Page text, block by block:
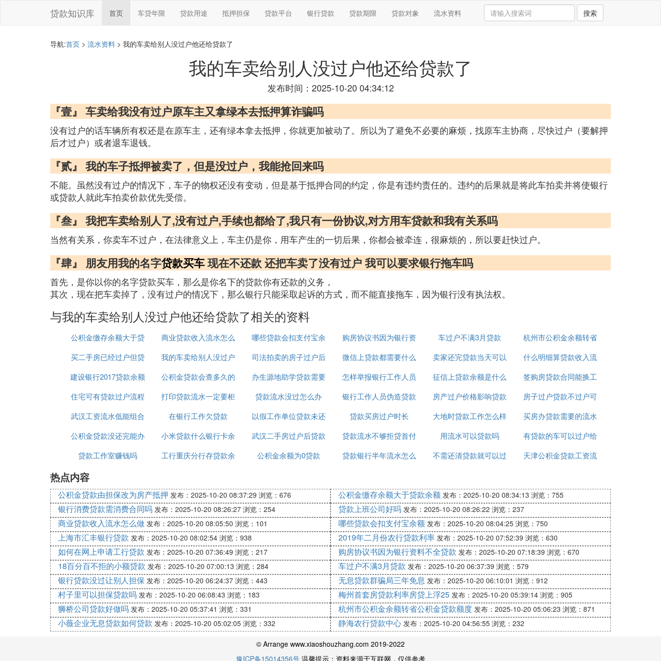
贷款知识库 首页 车贷年限 贷款用途 抵押担保 贷款平台 银行贷款 贷款期限 贷款对象 流水资料 搜索
导航:首页 > 流水资料 > 我的车卖给别人没过户他还给贷款了
我的车卖给别人没过户他还给贷款了
发布时间：2025-10-20 04:34:12
『壹』 车卖给我没有过户原车主又拿绿本去抵押算诈骗吗
没有过户的话车辆所有权还是在原车主，还有绿本拿去抵押，你就更加被动了。所以为了避免不必要的麻烦，找原车主协商，尽快过户（要解押
后才过户）或者退车退钱。
『贰』 我的车子抵押被卖了，但是没过户，我能抢回来吗
不能。虽然没有过户的情况下，车子的物权还没有变动，但是基于抵押合同的约定，你是有违约责任的。违约的后果就是将此车拍卖并将使银行
或贷款人就此车拍卖价款优先受偿。
『叁』 我把车卖给别人了,没有过户,手续也都给了,我只有一份协议,对方用车贷款和我有关系吗
当然有关系，你卖车不过户，在法律意义上，车主仍是你，用车产生的一切后果，你都会被牵连，很麻烦的，所以要赶快过户。
『肆』 朋友用我的名字贷款买车现在不还款 还把车卖了没有过户 我可以要求银行拖车吗
首先，是你以你的名字贷款买车，那么是你名下的贷款你有还款的义务，
其次，现在把车卖掉了，没有过户的情况下，那么银行只能采取起诉的方式，而不能直接拖车，因为银行没有执法权。
与我的车卖给别人没过户他还给贷款了相关的资料
公积金缴存余额大于贷
款余额
商业贷款收入流水怎么
做
哪些贷款会扣支付宝余
额
购房协议书因为银行资
料不全贷款
车过户不满3月贷款
杭州市公积金余额转省
公积金贷款额度
买二手房已经过户但贷
款没批下来怎么办
我的车卖给别人没过户
他还给贷款了
司法拍卖的房子过户后
还能贷款
微信上贷款都需要什么
资料吗
卖家还完贷款当天可以
过户给买家吗
什么明细算贷款收入流
水
建设银行2017贷款余额
公积金贷款会查多久的
银行流水
办生源地助学贷款需要
什么资料
怎样举报银行工作人员
违规操作贷款
征信上贷款余额是什么
意思
签购房贷款合同能换工
作吗
住宅可有贷款过户流程
打印贷款流水一定要柜
台吗
贷款流水没过怎么办
银行工作人员伪造贷款
人签字
房产过户价格影响贷款
金额么
房子过户贷款不过户可
以不
武汉工资流水低能组合
贷款吗
在银行工作欠贷款
以假工作单位贷款未还
坐牢吗
贷款买房过户时长 大地时贷款工作怎么样
买房办贷款需要的流水
账哪能办
公积金贷款没还完能办
理离婚过户吗
小米贷款什么银行卡余
额
武汉二手房过户后贷款
到账
贷款流水不够拒贷首付 用流水可以贷款吗
有贷款的车可以过户给
我老婆么
贷款工作室赚钱吗
工行重庆分行存贷款余
公积金余额为0贷款
贷款银行半年流水怎么
不需还清贷款就可以过
天津公积金贷款工资流
热点内容
公积金贷款由担保改为房产抵押 发布：2025-10-20 08:37:29 浏览：676 公积金缴存余额大于贷款余额 发布：2025-10-20 08:34:13 浏览：755
银行消费贷款需消费合同吗 发布：2025-10-20 08:26:27 浏览：254 贷款上班公司好吗 发布：2025-10-20 08:26:22 浏览：237
商业贷款收入流水怎么做 发布：2025-10-20 08:05:50 浏览：101 哪些贷款会扣支付宝余额 发布：2025-10-20 08:04:25 浏览：750
上海市汇丰银行贷款 发布：2025-10-20 08:02:54 浏览：938 2019年二月份农行贷款利率 发布：2025-10-20 07:52:39 浏览：630
如何在网上申请工行贷款 发布：2025-10-20 07:36:49 浏览：217 购房协议书因为银行资料不全贷款 发布：2025-10-20 07:18:39 浏览：670
18百分百不拒的小额贷款 发布：2025-10-20 07:00:13 浏览：284 车过户不满3月贷款 发布：2025-10-20 06:37:39 浏览：579
银行贷款没过让别人担保 发布：2025-10-20 06:24:37 浏览：443 无息贷款群骗局三年免息 发布：2025-10-20 06:10:01 浏览：912
村子里可以担保贷款吗 发布：2025-10-20 06:08:43 浏览：183 梅州首套房贷款利率房贷上浮25 发布：2025-10-20 05:39:14 浏览：905
狮桥公司贷款好做吗 发布：2025-10-20 05:37:41 浏览：331 杭州市公积金余额转省公积金贷款额度 发布：2025-10-20 05:06:23 浏览：871
小薇企业无息贷款如何贷款 发布：2025-10-20 05:02:05 浏览：332 静海农行贷款中心 发布：2025-10-20 04:56:55 浏览：232
© Arrange www.xiaoshouzhang.com 2019-2022
豫ICP备15014356号温馨提示：资料来源于互联网，仅供参考